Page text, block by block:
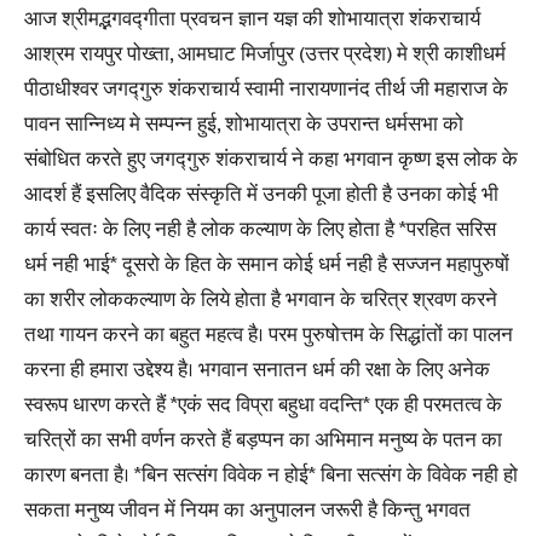
आज श्रीमद्भगवद्गीता प्रवचन ज्ञान यज्ञ की शोभायात्रा शंकराचार्य
आश्रम रायपुर पोख्ता, आमघाट मिर्जापुर (उत्तर प्रदेश) मे श्री काशीधर्म
पीठाधीश्वर जगद्गुरु शंकराचार्य स्वामी नारायणानंद तीर्थ जी महाराज के
पावन सान्निध्य मे सम्पन्न हुई, शोभायात्रा के उपरान्त धर्मसभा को
संबोधित करते हुए जगद्गुरु शंकराचार्य ने कहा भगवान कृष्ण इस लोक के
आदर्श हैं इसलिए वैदिक संस्कृति में उनकी पूजा होती है उनका कोई भी
कार्य स्वतः के लिए नही है लोक कल्याण के लिए होता है *परहित सरिस
धर्म नही भाई* दूसरो के हित के समान कोई धर्म नही है सज्जन महापुरुषों
का शरीर लोककल्याण के लिये होता है भगवान के चरित्र श्रवण करने
तथा गायन करने का बहुत महत्व है। परम पुरुषोत्तम के सिद्धांतों का पालन
करना ही हमारा उद्देश्य है। भगवान सनातन धर्म की रक्षा के लिए अनेक
स्वरूप धारण करते हैं *एकं सद विप्रा बहुधा वदन्ति* एक ही परमतत्व के
चरित्रों का सभी वर्णन करते हैं बड़प्पन का अभिमान मनुष्य के पतन का
कारण बनता है। *बिन सत्संग विवेक न होई* बिना सत्संग के विवेक नही हो
सकता मनुष्य जीवन में नियम का अनुपालन जरूरी है किन्तु भगवत